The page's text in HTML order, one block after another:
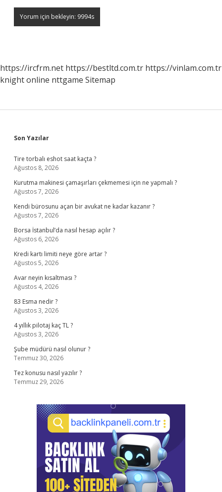
https://ircfrm.net https://bestltd.com.tr https://vinlam.com.tr
knight online nttgame Sitemap
Sidebar
Son Yazılar
Tire torbalı eshot saat kaçta ?
Ağustos 8, 2026
Kurutma makinesi çamaşırları çekmemesi için ne yapmalı ?
Ağustos 7, 2026
Kendi bürosunu açan bir avukat ne kadar kazanır ?
Ağustos 7, 2026
Borsa İstanbul’da nasıl hesap açılır ?
Ağustos 6, 2026
Kredi kartı limiti neye göre artar ?
Ağustos 5, 2026
Avar neyin kısaltması ?
Ağustos 4, 2026
83 Esma nedir ?
Ağustos 3, 2026
4 yıllık pilotaj kaç TL ?
Ağustos 3, 2026
Şube müdürü nasıl olunur ?
Temmuz 30, 2026
Tez konusu nasıl yazılır ?
Temmuz 29, 2026